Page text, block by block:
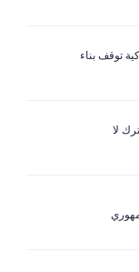
توقف بناء
لا